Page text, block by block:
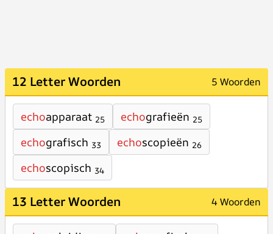
12 Letter Woorden 5 Woorden
echoapparaat 25 echografieën 25
echografisch 33 echoscopieën 26
echoscopisch 34
13 Letter Woorden 4 Woorden